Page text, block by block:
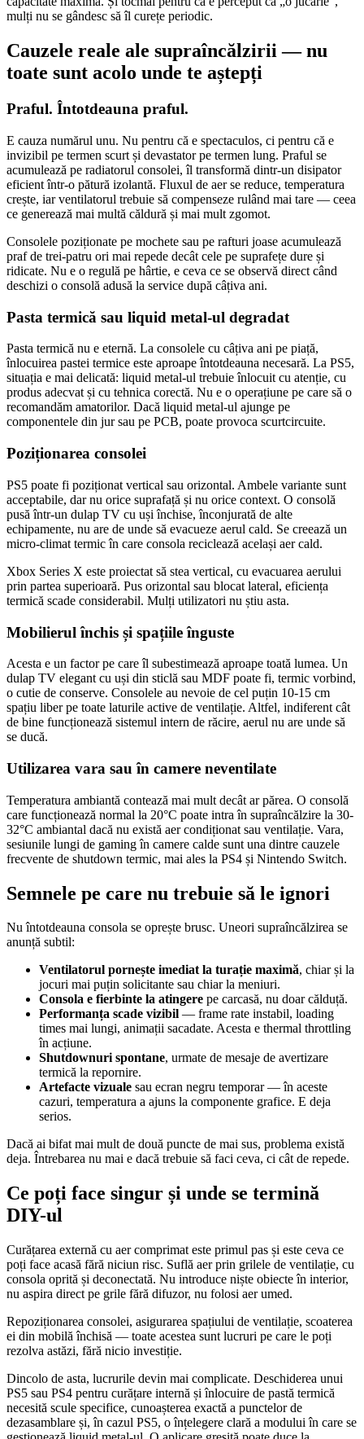
mulți nu se gândesc să îl curețe periodic.
Cauzele reale ale supraîncălzirii — nu
toate sunt acolo unde te aștepți
Praful. Întotdeauna praful.
E cauza numărul unu. Nu pentru că e spectaculos, ci pentru că e
invizibil pe termen scurt și devastator pe termen lung. Praful se
acumulează pe radiatorul consolei, îl transformă dintr-un disipator
eficient într-o pătură izolantă. Fluxul de aer se reduce, temperatura
crește, iar ventilatorul trebuie să compenseze rulând mai tare — ceea
ce generează mai multă căldură și mai mult zgomot.
Consolele poziționate pe mochete sau pe rafturi joase acumulează
praf de trei-patru ori mai repede decât cele pe suprafețe dure și
ridicate. Nu e o regulă pe hârtie, e ceva ce se observă direct când
deschizi o consolă adusă la service după câțiva ani.
Pasta termică sau liquid metal-ul degradat
Pasta termică nu e eternă. La consolele cu câțiva ani pe piață,
înlocuirea pastei termice este aproape întotdeauna necesară. La PS5,
situația e mai delicată: liquid metal-ul trebuie înlocuit cu atenție, cu
produs adecvat și cu tehnica corectă. Nu e o operațiune pe care să o
recomandăm amatorilor. Dacă liquid metal-ul ajunge pe
componentele din jur sau pe PCB, poate provoca scurtcircuite.
Poziționarea consolei
PS5 poate fi poziționat vertical sau orizontal. Ambele variante sunt
acceptabile, dar nu orice suprafață și nu orice context. O consolă
pusă într-un dulap TV cu uși închise, înconjurată de alte
echipamente, nu are de unde să evacueze aerul cald. Se creează un
micro-climat termic în care consola reciclează același aer cald.
Xbox Series X este proiectat să stea vertical, cu evacuarea aerului
prin partea superioară. Pus orizontal sau blocat lateral, eficiența
termică scade considerabil. Mulți utilizatori nu știu asta.
Mobilierul închis și spațiile înguste
Acesta e un factor pe care îl subestimează aproape toată lumea. Un
dulap TV elegant cu uși din sticlă sau MDF poate fi, termic vorbind,
o cutie de conserve. Consolele au nevoie de cel puțin 10-15 cm
spațiu liber pe toate laturile active de ventilație. Altfel, indiferent cât
de bine funcționează sistemul intern de răcire, aerul nu are unde să
se ducă.
Utilizarea vara sau în camere neventilate
Temperatura ambiantă contează mai mult decât ar părea. O consolă
care funcționează normal la 20°C poate intra în supraîncălzire la 30-
32°C ambiantal dacă nu există aer condiționat sau ventilație. Vara,
sesiunile lungi de gaming în camere calde sunt una dintre cauzele
frecvente de shutdown termic, mai ales la PS4 și Nintendo Switch.
Semnele pe care nu trebuie să le ignori
Nu întotdeauna consola se oprește brusc. Uneori supraîncălzirea se
anunță subtil:
Ventilatorul pornește imediat la turație maximă, chiar și la
jocuri mai puțin solicitante sau chiar la meniuri.
Consola e fierbinte la atingere pe carcasă, nu doar călduță.
Performanța scade vizibil — frame rate instabil, loading
times mai lungi, animații sacadate. Acesta e thermal throttling
în acțiune.
Shutdownuri spontane, urmate de mesaje de avertizare
termică la repornire.
Artefacte vizuale sau ecran negru temporar — în aceste
cazuri, temperatura a ajuns la componente grafice. E deja
serios.
Dacă ai bifat mai mult de două puncte de mai sus, problema există
deja. Întrebarea nu mai e dacă trebuie să faci ceva, ci cât de repede.
Ce poți face singur și unde se termină
DIY-ul
Curățarea externă cu aer comprimat este primul pas și este ceva ce
poți face acasă fără niciun risc. Suflă aer prin grilele de ventilație, cu
consola oprită și deconectată. Nu introduce niște obiecte în interior,
nu aspira direct pe grile fără difuzor, nu folosi aer umed.
Repoziționarea consolei, asigurarea spațiului de ventilație, scoaterea
ei din mobilă închisă — toate acestea sunt lucruri pe care le poți
rezolva astăzi, fără nicio investiție.
Dincolo de asta, lucrurile devin mai complicate. Deschiderea unui
PS5 sau PS4 pentru curățare internă și înlocuire de pastă termică
necesită scule specifice, cunoașterea exactă a punctelor de
dezasamblare și, în cazul PS5, o înțelegere clară a modului în care se